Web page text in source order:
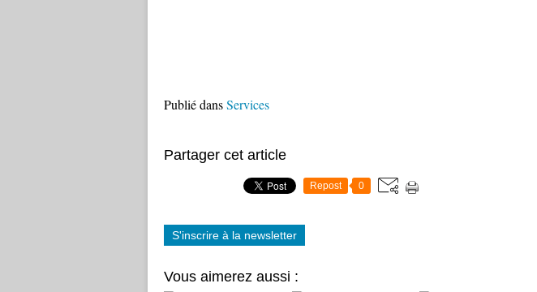
Publié dansServices
Partager cet article
Repost 0
S'inscrire à la newsletter
Vous aimerez aussi :